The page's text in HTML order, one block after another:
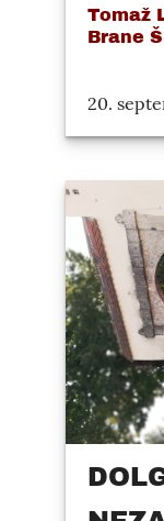
Tomaž
Brane
20.